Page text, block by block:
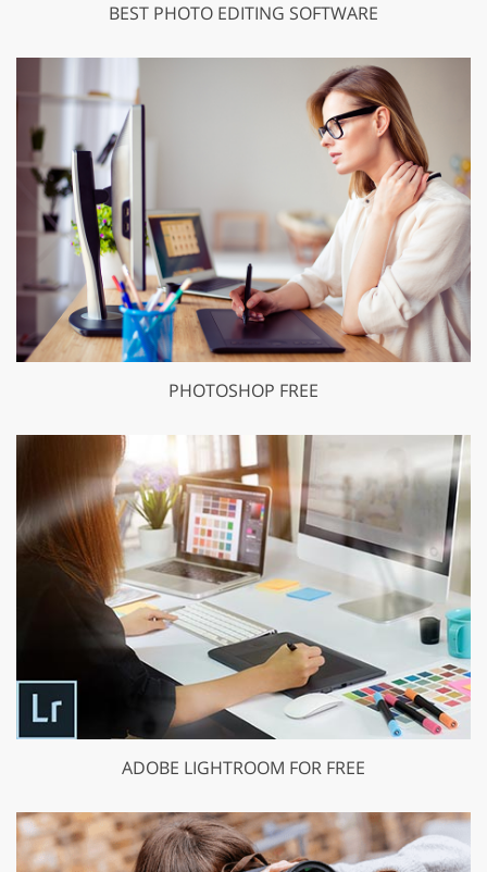
BEST PHOTO EDITING SOFTWARE
PHOTOSHOP FREE
ADOBE LIGHTROOM FOR FREE